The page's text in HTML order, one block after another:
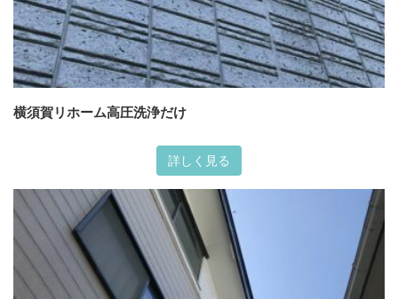
横須賀リホーム高圧洗浄だけ
詳しく見る